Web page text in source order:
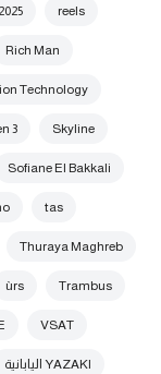
reels
Rich Man
Technology
Skyline
3
Sofiane El Bakkali
tas
Thuraya Maghreb
Trambus
ùrs
VSAT
YAZAKI اليابانية